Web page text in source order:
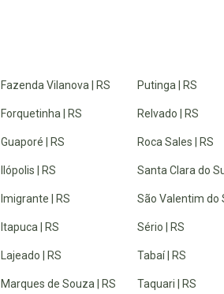
Fazenda Vilanova | RS
Forquetinha | RS
Guaporé | RS
Ilópolis | RS
Imigrante | RS
Itapuca | RS
Lajeado | RS
Marques de Souza | RS
Putinga | RS
Relvado | RS
Roca Sales | RS
Santa Clara do
São Valentim do
Sério | RS
Tabaí | RS
Taquari | RS